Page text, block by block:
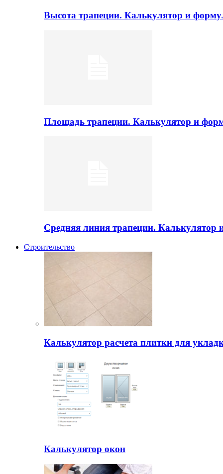
Высота трапеции. Калькулятор и
Площадь трапеции. Калькулятор и
Средняя линия трапеции.
Строительство
Калькулятор расчета плитки для
Калькулятор окон